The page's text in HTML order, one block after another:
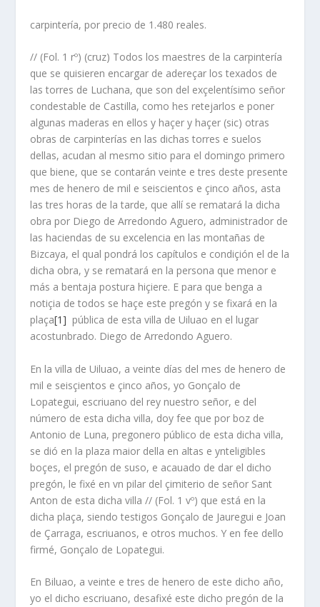
carpintería, por precio de 1.480 reales.
// (Fol. 1 rº) (cruz) Todos los maestres de la carpintería
que se quisieren encargar de adereçar los texados de
las torres de Luchana, que son del exçelentísimo señor
condestable de Castilla, como hes retejarlos e poner
algunas maderas en ellos y haçer y haçer (sic) otras
obras de carpinterías en las dichas torres e suelos
dellas, acudan al mesmo sitio para el domingo primero
que biene, que se contarán veinte e tres deste presente
mes de henero de mil e seiscientos e çinco años, asta
las tres horas de la tarde, que allí se rematará la dicha
obra por Diego de Arredondo Aguero, administrador de
las haciendas de su excelencia en las montañas de
Bizcaya, el qual pondrá los capítulos e condiçión el de la
dicha obra, y se rematará en la persona que menor e
más a bentaja postura hiçiere. E para que benga a
notiçia de todos se haçe este pregón y se fixará en la
plaça[1] pública de esta villa de Uiluao en el lugar
acostunbrado. Diego de Arredondo Aguero.
En la villa de Uiluao, a veinte días del mes de henero de
mil e seisçientos e çinco años, yo Gonçalo de
Lopategui, escriuano del rey nuestro señor, e del
número de esta dicha villa, doy fee que por boz de
Antonio de Luna, pregonero público de esta dicha villa,
se dió en la plaza maior della en altas e ynteligibles
boçes, el pregón de suso, e acauado de dar el dicho
pregón, le fixé en vn pilar del çimiterio de señor Sant
Anton de esta dicha villa // (Fol. 1 vº) que está en la
dicha plaça, siendo testigos Gonçalo de Jauregui e Joan
de Çarraga, escriuanos, e otros muchos. Y en fee dello
firmé, Gonçalo de Lopategui.
En Biluao, a veinte e tres de henero de este dicho año,
yo el dicho escriuano, desafixé este dicho pregón de la